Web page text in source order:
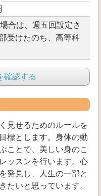
合は、週五回設定さ
受けたのち、高等科
確認する
見せるためのルールを
標とします。身体の動
ことで、美しい身のこ
ッスンを行います。心
発見し、人生の一部と
たいと思っています。